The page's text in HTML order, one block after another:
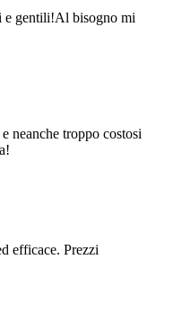
e gentili!Al bisogno mi
neanche troppo costosi
efficace. Prezzi